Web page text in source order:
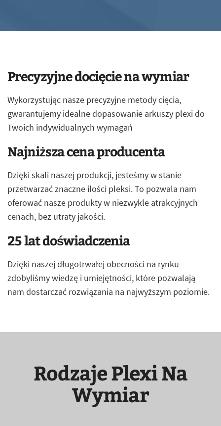
Precyzyjne docięcie na wymiar
Wykorzystując nasze precyzyjne metody cięcia,
gwarantujemy idealne dopasowanie arkuszy plexi do
Twoich indywidualnych wymagań
Najniższa cena producenta
Dzięki skali naszej produkcji, jesteśmy w stanie
przetwarzać znaczne ilości pleksi. To pozwala nam
oferować nasze produkty w niezwykle atrakcyjnych
cenach, bez utraty jakości.
25 lat doświadczenia
Dzięki naszej długotrwałej obecności na rynku
zdobyliśmy wiedzę i umiejętności, które pozwalają
nam dostarczać rozwiązania na najwyższym poziomie.
Rodzaje Plexi Na
Wymiar